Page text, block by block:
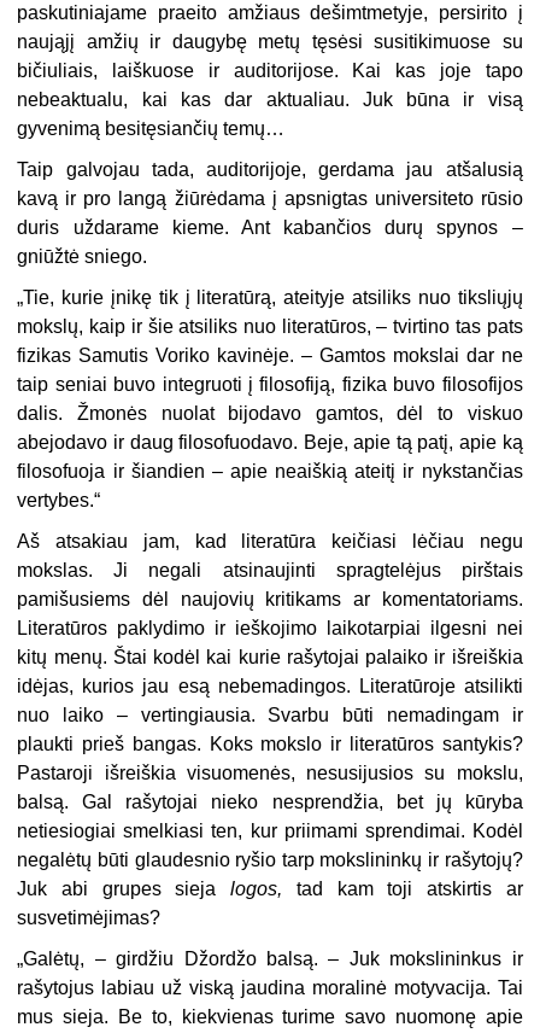
paskutiniajame praeito amžiaus dešimtmetyje, persirito į
naująjį amžių ir daugybę metų tęsėsi susitikimuose su
bičiuliais, laiškuose ir auditorijose. Kai kas joje tapo
nebeaktualu, kai kas dar aktualiau. Juk būna ir visą
gyvenimą besitęsiančių temų…
Taip galvojau tada, auditorijoje, gerdama jau atšalusią
kavą ir pro langą žiūrėdama į apsnigtas universiteto rūsio
duris uždarame kieme. Ant kabančios durų spynos –
gniūžtė sniego.
„Tie, kurie įnikę tik į literatūrą, ateityje atsiliks nuo tiksliųjų
mokslų, kaip ir šie atsiliks nuo literatūros, – tvirtino tas pats
fizikas Samutis Voriko kavinėje. – Gamtos mokslai dar ne
taip seniai buvo integruoti į filosofiją, fizika buvo filosofijos
dalis. Žmonės nuolat bijodavo gamtos, dėl to viskuo
abejodavo ir daug filosofuodavo. Beje, apie tą patį, apie ką
filosofuoja ir šiandien – apie neaiškią ateitį ir nykstančias
vertybes.“
Aš atsakiau jam, kad literatūra keičiasi lėčiau negu
mokslas. Ji negali atsinaujinti spragtelėjus pirštais
pamišusiems dėl naujovių kritikams ar komentatoriams.
Literatūros paklydimo ir ieškojimo laikotarpiai ilgesni nei
kitų menų. Štai kodėl kai kurie rašytojai palaiko ir išreiškia
idėjas, kurios jau esą nebemadingos. Literatūroje atsilikti
nuo laiko – vertingiausia. Svarbu būti nemadingam ir
plaukti prieš bangas. Koks mokslo ir literatūros santykis?
Pastaroji išreiškia visuomenės, nesusijusios su mokslu,
balsą. Gal rašytojai nieko nesprendžia, bet jų kūryba
netiesiogiai smelkiasi ten, kur priimami sprendimai. Kodėl
negalėtų būti glaudesnio ryšio tarp mokslininkų ir rašytojų?
Juk abi grupes siejalogos, tad kam toji atskirtis ar
susvetimėjimas?
„Galėtų, – girdžiu Džordžo balsą. – Juk mokslininkus ir
rašytojus labiau už viską jaudina moralinė motyvacija. Tai
mus sieja. Be to, kiekvienas turime savo nuomonę apie